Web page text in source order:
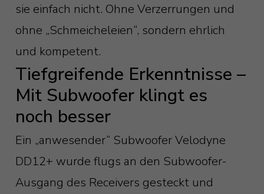
sie einfach nicht. Ohne Verzerrungen und
ohne „Schmeicheleien“, sondern ehrlich
und kompetent.
Tiefgreifende Erkenntnisse –
Mit Subwoofer klingt es
noch besser
Ein „anwesender“ Subwoofer Velodyne
DD12+ wurde flugs an den Subwoofer-
Ausgang des Receivers gesteckt und